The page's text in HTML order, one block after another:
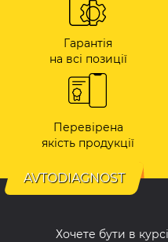
Гарантія
на всі позиції
Перевірена
якість продукції
AVTODIAGNOST
Хочете бути в